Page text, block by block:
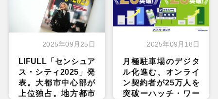
2025年09月25日
LIFULL「センシュア
ス・シティ2025」発
表。大都市中心部が
上位独占。地方都市
2025年09月18日
月極駐車場のデジタ
ル化進む、オンライ
ン契約者が25万人を
突破ーハッチ・ワー